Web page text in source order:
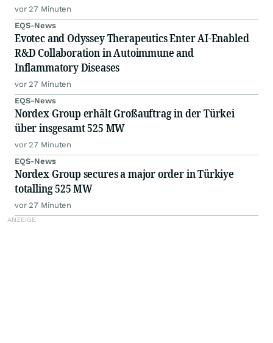
vor 27 Minuten
EQS-News
Evotec and Odyssey Therapeutics Enter AI-Enabled
R&D Collaboration in Autoimmune and
Inflammatory Diseases
vor 27 Minuten
EQS-News
Nordex Group erhält Großauftrag in der Türkei
über insgesamt 525 MW
vor 27 Minuten
EQS-News
Nordex Group secures a major order in Türkiye
totalling 525 MW
vor 27 Minuten